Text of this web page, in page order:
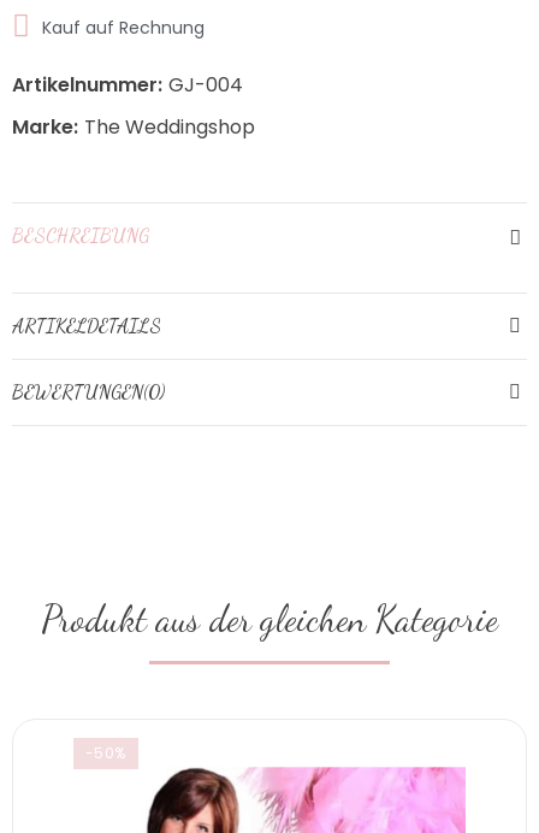
Kauf auf Rechnung
Artikelnummer: GJ-004
Marke: The Weddingshop
BESCHREIBUNG
ARTIKELDETAILS
BEWERTUNGEN(0)
Produkt aus der gleichen Kategorie
-50%